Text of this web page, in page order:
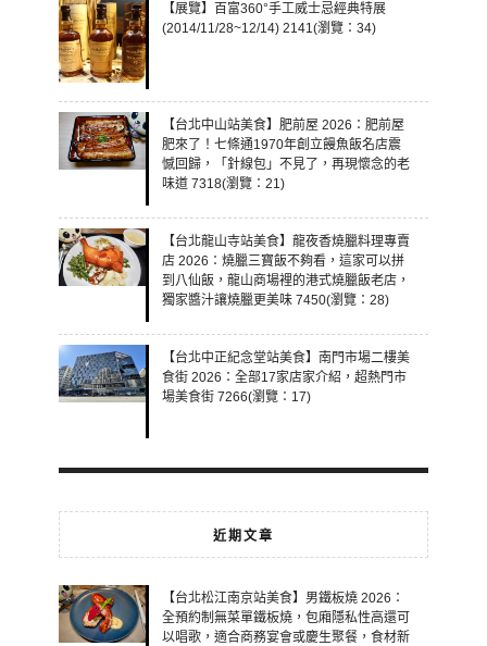
【展覽】百富360°手工威士忌經典特展
(2014/11/28~12/14) 2141(瀏覽：34)
【台北中山站美食】肥前屋 2026：肥前屋
肥來了！七條通1970年創立饅魚飯名店震
憾回歸，「針線包」不見了，再現懷念的老
味道 7318(瀏覽：21)
【台北龍山寺站美食】龍夜香燒臘料理專賣
店 2026：燒臘三寶飯不夠看，這家可以拼
到八仙飯，龍山商場裡的港式燒臘飯老店，
獨家醬汁讓燒臘更美味 7450(瀏覽：28)
【台北中正紀念堂站美食】南門市場二樓美
食街 2026：全部17家店家介紹，超熱門市
場美食街 7266(瀏覽：17)
近期文章
【台北松江南京站美食】男鐵板燒 2026：
全預約制無菜單鐵板燒，包廂隱私性高還可
以唱歌，適合商務宴會或慶生聚餐，食材新